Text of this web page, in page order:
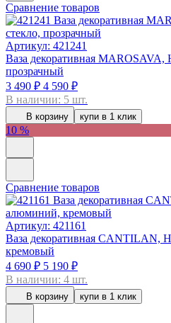
Сравнение товаров
Артикул: 421241
Ваза декоративная MAROSAVA,
прозрачный
3 490 ₽ 4 590 ₽
В наличии: 5 шт.
В корзину купи в 1 клик
10 %
Сравнение товаров
Артикул: 421161
Ваза декоративная CANTILAN,
кремовый
4 690 ₽ 5 190 ₽
В наличии: 4 шт.
В корзину купи в 1 клик